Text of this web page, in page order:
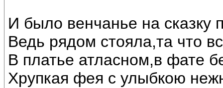
И было венчанье на сказку
Ведь рядом стояла,та что
В платье атласном,в фате
Хрупкая фея с улыбкою